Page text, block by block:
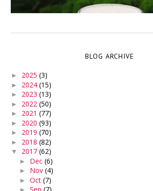
BLOG ARCHIVE
► 2025(3)
► 2024(15)
► 2023(13)
► 2022(50)
► 2021(77)
► 2020(93)
► 2019(70)
► 2018(82)
▼ 2017(62)
► Dec(6)
► Nov(4)
►Oct(7)